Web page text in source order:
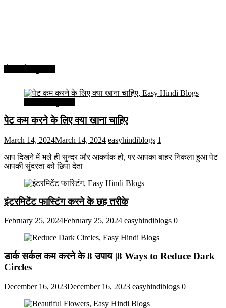
पेट कम करने के लिए क्या खाना चाहिए
March 14, 2024March 14, 2024 easyhindiblogs 1
आप दिखने में भले ही सुन्दर और आकर्षक हो, पर आपका बाहर निकला हुआ पेट
आपकी सुंदरता को छिपा देता
इंटरमिटेंट फास्टिंग करने के छह तरीके
February 25, 2024February 25, 2024 easyhindiblogs 0
डार्क सर्कल कम करने के 8 उपाय |8 Ways to Reduce Dark
Circles
December 16, 2023December 16, 2023 easyhindiblogs 0